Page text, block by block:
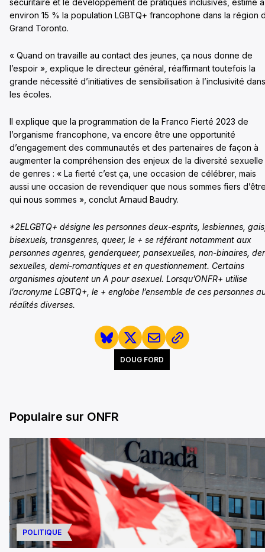
sécuritaire et le développement de pratiques inclusives, estime à
environ 15 % la population LGBTQ+ francophone dans la région
Grand Toronto.
« Quand on travaille au contact des jeunes, ça nous donne de
l’espoir », explique le directeur général, réaffirmant toutefois la
grande nécessité d’initiatives de sensibilisation à l’inclusivité dans
les écoles.
Il explique que la programmation de la Franco Fierté 2023 de
l’organisme francophone, va encore être une opportunité
d’engagement des communautés et des partenaires de façon à
augmenter la compréhension des enjeux de la diversité
de genres : « La fierté c’est ça, une occasion de célébrer, mais
aussi une occasion de revendiquer que nous sommes fiers
qui nous sommes », conclut Arnaud Baudry.
*2ELGBTQ+ désigne les personnes deux-esprits, lesbiennes,
bisexuels, transgenres, queer, le + se référant notamment aux
personnes agenres, genderqueer, pansexuelles, non-binaires,
sexuelles, demi-romantiques et en questionnement. Certains
organismes ajoutent un A pour asexuel. Lorsqu’ONFR+ utilise
l’acronyme LGBTQ+, le + englobe l’ensemble de ces personnes
réalités diverses.
DOUG FORD
Populaire sur ONFR
POLITIQUE